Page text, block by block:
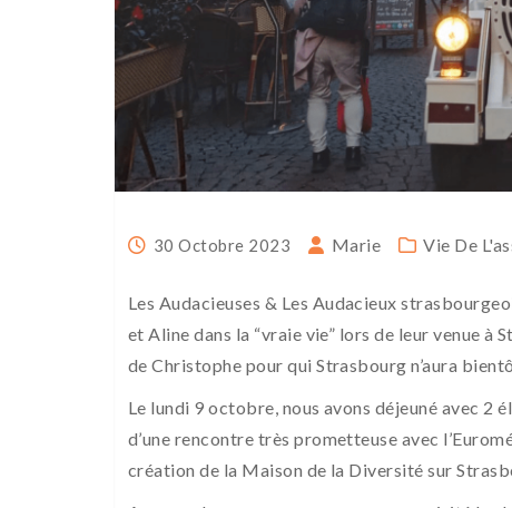
30 Octobre 2023 Marie Vie De
Les Audacieuses & Les Audacieux
et Aline dans la “vraie vie” lors de leur venue
de Christophe pour qui Strasbourg n’aura
Le lundi 9 octobre, nous avons déjeuné avec 2
d’une rencontre très prometteuse avec
création de la Maison de la Diversité sur